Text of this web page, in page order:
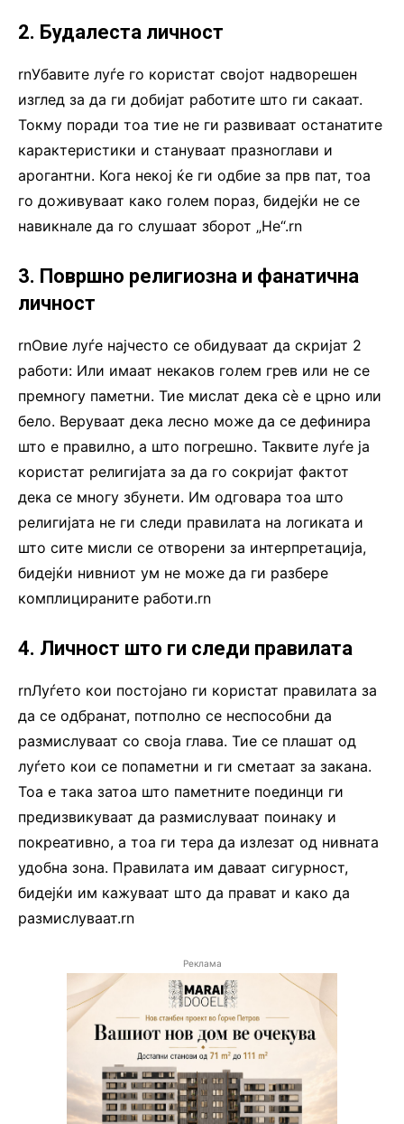
2. Будалеста личност
rnУбавите луѓе го користат својот надворешен
изглед за да ги добијат работите што ги сакаат.
Токму поради тоа тие не ги развиваат останатите
карактеристики и стануваат празноглави и
арогантни. Кога некој ќе ги одбие за прв пат, тоа
го доживуваат како голем пораз, бидејќи не се
навикнале да го слушаат зборот „Не“.rn
3. Површно религиозна и фанатична
личност
rnОвие луѓе најчесто се обидуваат да скријат 2
работи: Или имаат некаков голем грев или не се
премногу паметни. Тие мислат дека сѐ е црно или
бело. Веруваат дека лесно може да се дефинира
што е правилно, а што погрешно. Таквите луѓе ја
користат религијата за да го сокријат фактот
дека се многу збунети. Им одговара тоа што
религијата не ги следи правилата на логиката и
што сите мисли се отворени за интерпретација,
бидејќи нивниот ум не може да ги разбере
комплицираните работи.rn
4. Личност што ги следи правилата
rnЛуѓето кои постојано ги користат правилата за
да се одбранат, потполно се неспособни да
размислуваат со своја глава. Тие се плашат од
луѓето кои се попаметни и ги сметаат за закана.
Тоа е така затоа што паметните поединци ги
предизвикуваат да размислуваат поинаку и
покреативно, а тоа ги тера да излезат од нивната
удобна зона. Правилата им даваат сигурност,
бидејќи им кажуваат што да прават и како да
размислуваат.rn
Реклама